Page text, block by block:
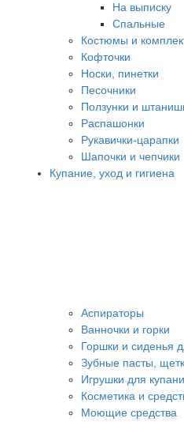
На выписку
Спальные
Костюмы и
Кофточки
Носки, пинетки
Песочники
Ползунки и
Распашонки
Рукавички-царапки
Шапочки и чепчики
Купание, уход и гигиена
Аспираторы
Ванночки и горки
Горшки и сиденья
Зубные пасты,
Игрушки для
Косметика и
Моющие средства